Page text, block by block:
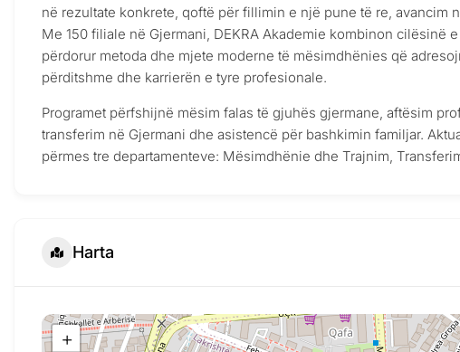
në rezultate konkrete, qoftë për fillimin e një pune të re, avancim
Me 150 filiale në Gjermani, DEKRA Akademie kombinon cilësinë
përdorur metoda dhe mjete moderne të mësimdhënies që
përditshme dhe karrierën e tyre profesionale.
Programet përfshijnë mësim falas të gjuhës gjermane, aftësim
transferim në Gjermani dhe asistencë për bashkimin familjar.
përmes tre departamenteve: Mësimdhënie dhe Trajnim,
Harta
+